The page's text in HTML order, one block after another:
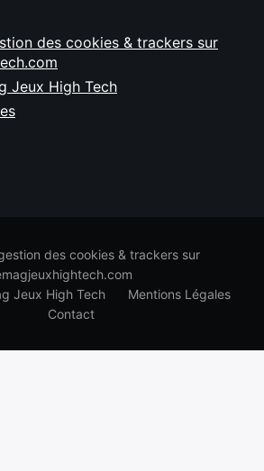
des cookies & trackers sur
Jeux High Tech
des cookies & trackers sur
Jeux High Tech
Mentions Légales
Contact